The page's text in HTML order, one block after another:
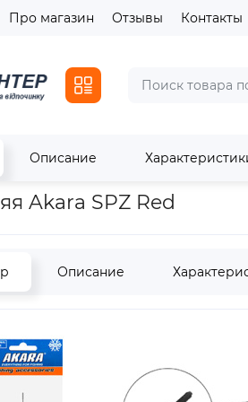
Про магазин Отзывы Контакты
ОписаниеЗимние удочки Удочка
Akara SPZ Red
Описание